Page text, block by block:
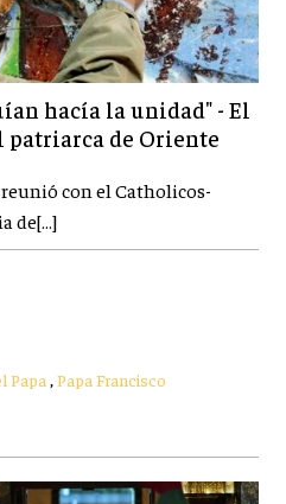
hacía la unidad" - El
patriarca de Oriente
con el Catholicos-
de[…]
Papa ,Papa Francisco